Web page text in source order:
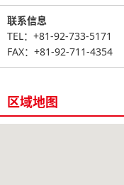
联系信息
TEL：+81-92-733-5171
FAX：+81-92-711-4354
区域地图